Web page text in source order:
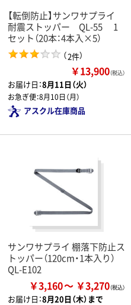
【転倒防止】サンワサプライ
耐震ストッパー QL-55 1
セット（20本：4本入×5）
（2件）
￥13,900（税込）
お届け日：8月11日（火）
お急ぎ便：8月10日（月）
アスクル在庫商品
サンワサプライ 棚落下防止ス
トッパー（120cm・1本入り）
QL-E102
￥3,160 ￥3,270
お届け日：8月20日（木）まで